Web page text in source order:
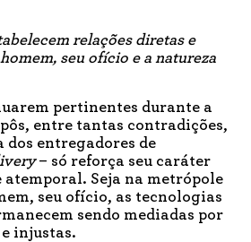
relações diretas e
seu ofício e a natureza
pertinentes durante a
entre tantas contradições,
dos entregadores de
– só reforça seu caráter
Seja na metrópole
seu ofício, as tecnologias
sendo mediadas por
injustas.